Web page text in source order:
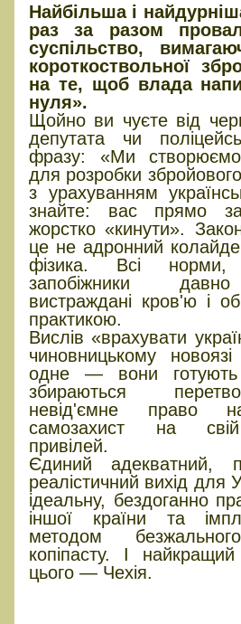
Найбільша і
раз за разом
суспільство,
короткоствольної
на те, щоб влада
нуля».
Щойно ви чуєте від
депутата чи
фразу: «Ми
для розробки
з урахуванням
знайте: вас прямо
жорстко «кинути».
це не адронний
фізика. Всі
запобіжники
вистраждані кров'ю і
практикою.
Вислів «врахувати
чиновницькому
одне — вони
збираються
невід'ємне право
самозахист на свій
привілей.
Єдиний адекватний,
реалістичний вихід для
ідеальну, бездоганно
іншої країни та
методом
копіпасту. І
цього — Чехія.